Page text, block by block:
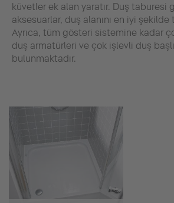
küvetler ek alan yaratır. Duş taburesi
aksesuarlar, duş alanını en iyi şekilde
Ayrıca, tüm gösteri sistemine kadar
duş armatürleri ve çok işlevli duş
bulunmaktadır.